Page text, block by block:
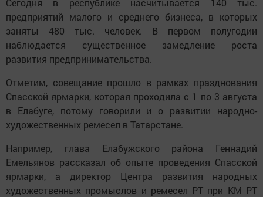
Сегодня в республике насчитывается 140 тыс.
предприятий малого и среднего бизнеса, в которых
заняты 480 тыс. человек. В первом полугодии
наблюдается существенное замедление роста
развития предпринимательства.
Отметим, совещание прошло в рамках празднования
Спасской ярмарки, которая проходила с 1 по 3 августа
в Елабуге, потому говорили и о развитии народно-
художественных ремесел в Татарстане.
Например, глава Елабужского района Геннадий
Емельянов рассказал об опыте проведения Спасской
ярмарки, а директор Центра развития народных
художественных промыслов и ремесел РТ при КМ РТ